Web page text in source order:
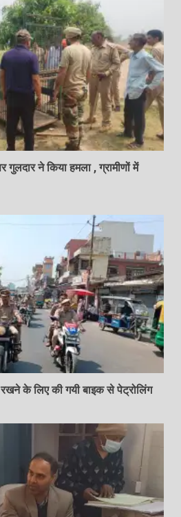
गुलदार ने किया हमला , ग्रामीणों में
रखने के लिए की गयी बाइक से पेट्रोलिंग